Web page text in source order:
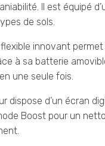
Il est équipé
de sols.
innovant
à sa batterie
une seule fois.
dispose d’un écran
Boost pour un